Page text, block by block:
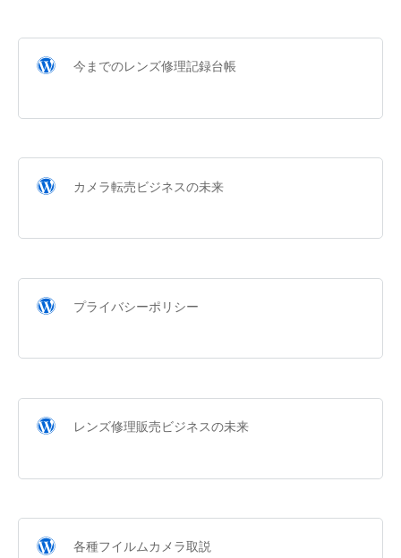
今までのレンズ修理記録台帳
カメラ転売ビジネスの未来
プライバシーポリシー
レンズ修理販売ビジネスの未来
各種フイルムカメラ取説